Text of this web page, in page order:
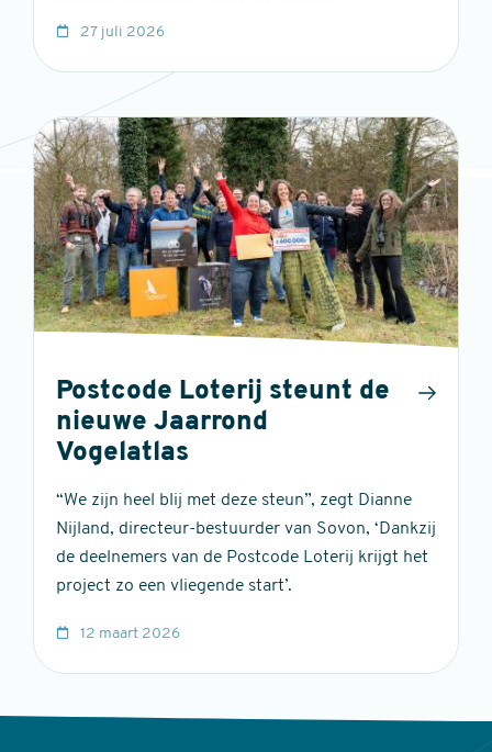
27 juli 2026
Postcode Loterij steunt de
nieuwe Jaarrond
Vogelatlas
“We zijn heel blij met deze steun”, zegt Dianne
Nijland, directeur-bestuurder van Sovon, ‘Dankzij
de deelnemers van de Postcode Loterij krijgt het
project zo een vliegende start’.
12 maart 2026